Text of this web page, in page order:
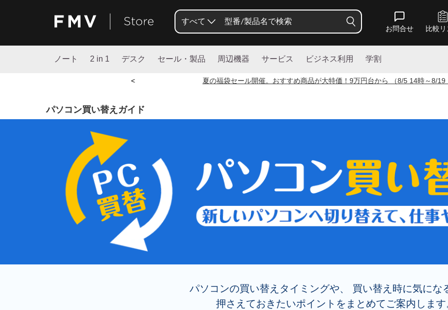
すべて
お問合せ 比較
ノート 2 in 1 デスク セール・製品 周辺機器 サービス ビジネス利用 学割
夏の福袋セール開催。おすすめ商品が大特価！ 9万円台から （8/5 14時～8/19
<
パソコン買い替えガイド
パソコンの買い替えタイミングや、
買い替え時に気にな
押さえておきたいポイントをまとめてご案内します